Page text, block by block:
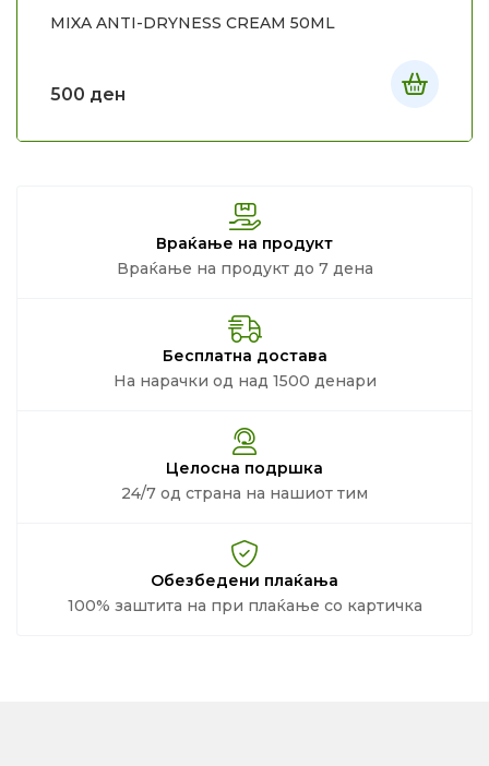
MIXA ANTI-DRYNESS CREAM 50ML
500 ден
Враќање на продукт
Враќање на продукт до 7 дена
Бесплатна достава
На нарачки од над 1500 денари
Целосна подршка
24/7 од страна на нашиот тим
Обезбедени плаќања
100% заштита на при плаќање со картичка